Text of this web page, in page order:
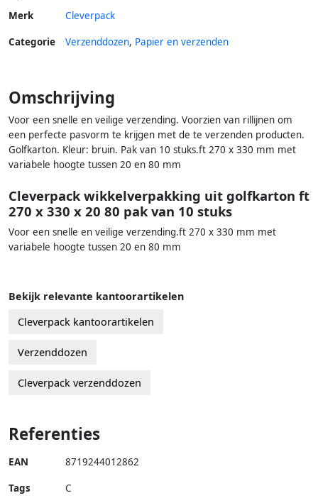
Merk Cleverpack
Categorie Verzenddozen, Papier en verzenden
Omschrijving
Voor een snelle en veilige verzending. Voorzien van rillijnen om
een perfecte pasvorm te krijgen met de te verzenden producten.
Golfkarton. Kleur: bruin. Pak van 10 stuks.ft 270 x 330 mm met
variabele hoogte tussen 20 en 80 mm
Cleverpack wikkelverpakking uit golfkarton ft
270 x 330 x 20 80 pak van 10 stuks
Voor een snelle en veilige verzending.ft 270 x 330 mm met
variabele hoogte tussen 20 en 80 mm
Bekijk relevante kantoorartikelen
Cleverpack kantoorartikelen
Verzenddozen
Cleverpack verzenddozen
Referenties
EAN 8719244012862
Tags
C